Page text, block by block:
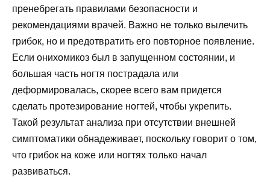
пренебрегать правилами безопасности и
рекомендациями врачей. Важно не только вылечить
грибок, но и предотвратить его повторное появление.
Если онихомикоз был в запущенном состоянии, и
большая часть ногтя пострадала или
деформировалась, скорее всего вам придется
сделать протезирование ногтей, чтобы укрепить.
Такой результат анализа при отсутствии внешней
симптоматики обнадеживает, поскольку говорит о том,
что грибок на коже или ногтях только начал
развиваться.